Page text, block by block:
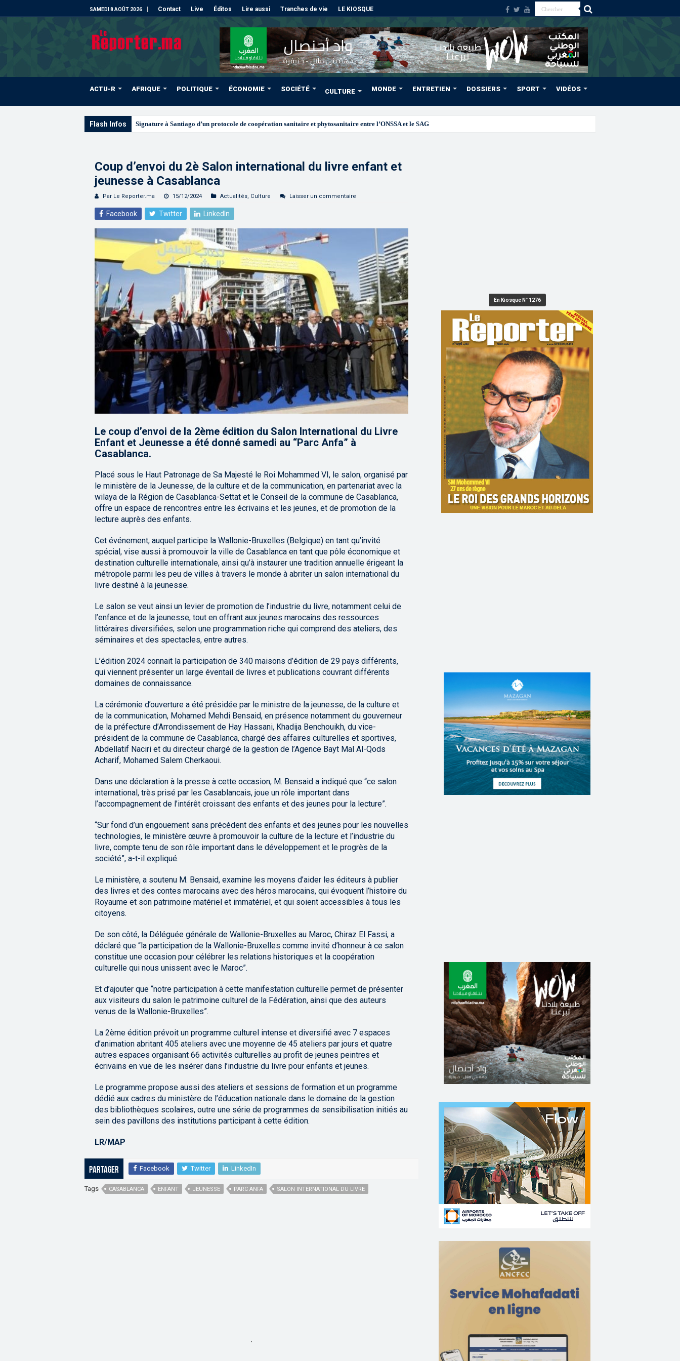
SAMEDI 8 AOÛT 2026 Contact Live Éditos Lire aussi Tranches de vie LE KIOSQUE
ACTU-R AFRIQUE POLITIQUE ÉCONOMIE SOCIÉTÉ CULTURE MONDE ENTRETIEN DOSSIERS SPORT VIDÉOS
Flash Infos Les CRI mobilisés du 10 au
Coup d’envoi du 2è Salon international du livre enfant et
jeunesse à Casablanca
Par Le Reporter.ma 15/12/2024 Actualités, Culture Laisser un commentaire
Facebook Twitter LinkedIn
Le coup d’envoi de la 2ème édition du Salon International du Livre
Enfant et Jeunesse a été donné samedi au “Parc Anfa” à
Casablanca.
Placé sous le Haut Patronage de Sa Majesté le Roi Mohammed VI, le salon, organisé par
le ministère de la Jeunesse, de la culture et de la communication, en partenariat avec la
wilaya de la Région de Casablanca-Settat et le Conseil de la commune de Casablanca,
offre un espace de rencontres entre les écrivains et les jeunes, et de promotion de la
lecture auprès des enfants.
Cet événement, auquel participe la Wallonie-Bruxelles (Belgique) en tant qu’invité
spécial, vise aussi à promouvoir la ville de Casablanca en tant que pôle économique et
destination culturelle internationale, ainsi qu’à instaurer une tradition annuelle érigeant la
métropole parmi les peu de villes à travers le monde à abriter un salon international du
livre destiné à la jeunesse.
Le salon se veut ainsi un levier de promotion de l’industrie du livre, notamment celui de
l’enfance et de la jeunesse, tout en offrant aux jeunes marocains des ressources
littéraires diversifiées, selon une programmation riche qui comprend des ateliers, des
séminaires et des spectacles, entre autres.
L’édition 2024 connait la participation de 340 maisons d’édition de 29 pays différents,
qui viennent présenter un large éventail de livres et publications couvrant différents
domaines de connaissance.
La cérémonie d’ouverture a été présidée par le ministre de la jeunesse, de la culture et
de la communication, Mohamed Mehdi Bensaid, en présence notamment du gouverneur
de la préfecture d’Arrondissement de Hay Hassani, Khadija Benchouikh, du vice-
président de la commune de Casablanca, chargé des affaires culturelles et sportives,
Abdellatif Naciri et du directeur chargé de la gestion de l’Agence Bayt Mal Al-Qods
Acharif, Mohamed Salem Cherkaoui.
Dans une déclaration à la presse à cette occasion, M. Bensaid a indiqué que “ce salon
international, très prisé par les Casablancais, joue un rôle important dans
l’accompagnement de l’intérêt croissant des enfants et des jeunes pour la lecture”.
“Sur fond d’un engouement sans précédent des enfants et des jeunes pour les nouvelles
technologies, le ministère œuvre à promouvoir la culture de la lecture et l’industrie du
livre, compte tenu de son rôle important dans le développement et le progrès de la
société”, a-t-il expliqué.
Le ministère, a soutenu M. Bensaid, examine les moyens d’aider les éditeurs à publier
des livres et des contes marocains avec des héros marocains, qui évoquent l’histoire du
Royaume et son patrimoine matériel et immatériel, et qui soient accessibles à tous les
citoyens.
De son côté, la Déléguée générale de Wallonie-Bruxelles au Maroc, Chiraz El Fassi, a
déclaré que “la participation de la Wallonie-Bruxelles comme invité d’honneur à ce salon
constitue une occasion pour célébrer les relations historiques et la coopération
culturelle qui nous unissent avec le Maroc”.
Et d’ajouter que “notre participation à cette manifestation culturelle permet de présenter
aux visiteurs du salon le patrimoine culturel de la Fédération, ainsi que des auteurs
venus de la Wallonie-Bruxelles”.
La 2ème édition prévoit un programme culturel intense et diversifié avec 7 espaces
d’animation abritant 405 ateliers avec une moyenne de 45 ateliers par jours et quatre
autres espaces organisant 66 activités culturelles au profit de jeunes peintres et
écrivains en vue de les insérer dans l’industrie du livre pour enfants et jeunes.
Le programme propose aussi des ateliers et sessions de formation et un programme
dédié aux cadres du ministère de l’éducation nationale dans le domaine de la gestion
des bibliothèques scolaires, outre une série de programmes de sensibilisation initiés au
sein des pavillons des institutions participant à cette édition.
LR/MAP
Partager Facebook Twitter LinkedIn
Tags CASABLANCA ENFANT JEUNESSE PARC ANFA SALON INTERNATIONAL DU LIVRE
,
En Kiosque N° 1276